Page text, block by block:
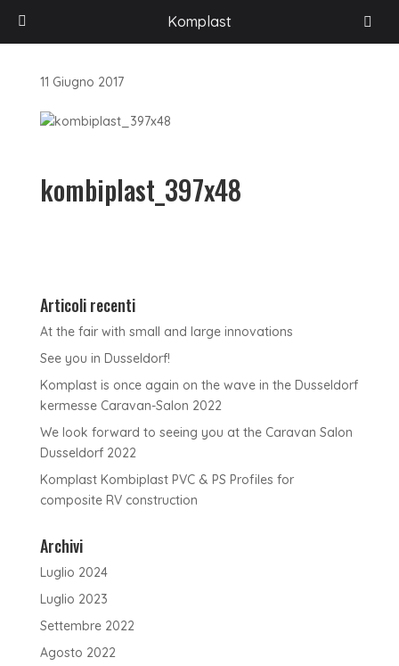
11 Giugno 2017
kombiplast_397x48
Articoli recenti
At the fair with small and large innovations
See you in Dusseldorf!
Komplast is once again on the wave in the Dusseldorf
kermesse Caravan-Salon 2022
We look forward to seeing you at the Caravan Salon
Dusseldorf 2022
Komplast Kombiplast PVC & PS Profiles for
composite RV construction
Archivi
Luglio 2024
Luglio 2023
Settembre 2022
Agosto 2022
Komplast